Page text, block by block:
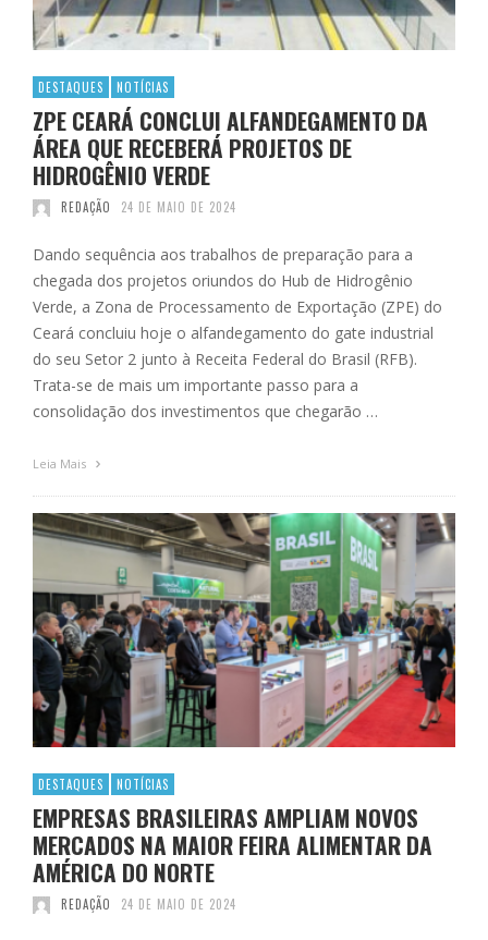
DESTAQUES NOTÍCIAS
ZPE CEARÁ CONCLUI ALFANDEGAMENTO DA
ÁREA QUE RECEBERÁ PROJETOS DE
HIDROGÊNIO VERDE
REDAÇÃO 24 DE MAIO DE 2024
Dando sequência aos trabalhos de preparação para a
chegada dos projetos oriundos do Hub de Hidrogênio
Verde, a Zona de Processamento de Exportação (ZPE) do
Ceará concluiu hoje o alfandegamento do gate industrial
do seu Setor 2 junto à Receita Federal do Brasil (RFB).
Trata-se de mais um importante passo para a
consolidação dos investimentos que chegarão …
Leia Mais
DESTAQUES NOTÍCIAS
EMPRESAS BRASILEIRAS AMPLIAM NOVOS
MERCADOS NA MAIOR FEIRA ALIMENTAR DA
AMÉRICA DO NORTE
REDAÇÃO 24 DE MAIO DE 2024